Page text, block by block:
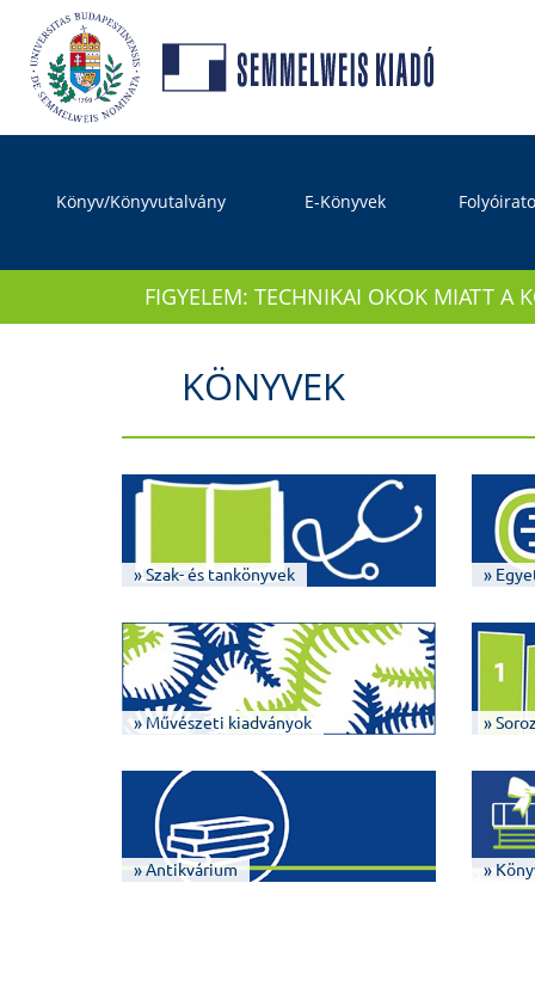
Könyv/Könyvutalvány E-Könyvek
FIGYELEM: TECHNIKAI OKOK MIATT A
KÖNYVEK
» Szak- és tankönyvek »
» Művészeti kiadványok »
» Antikvárium »